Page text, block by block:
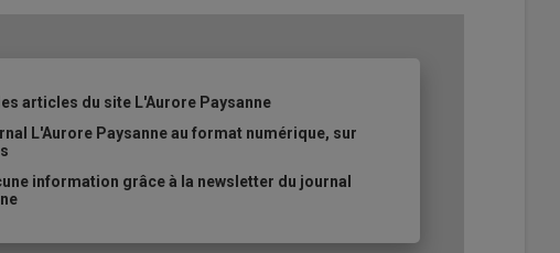
articles du site L'Aurore Paysanne
L'Aurore Paysanne au format numérique, sur
information grâce à la newsletter du journal